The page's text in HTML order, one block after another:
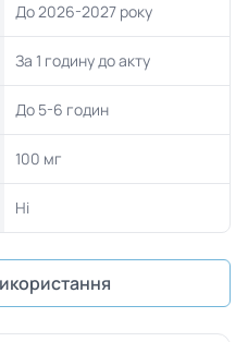
До 2026-2027 року
За 1 годину до акту
До 5-6 годин
100 мг
Ні